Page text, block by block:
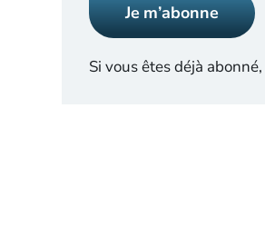
Je m’abonne
Si vous êtes déjà abonné,